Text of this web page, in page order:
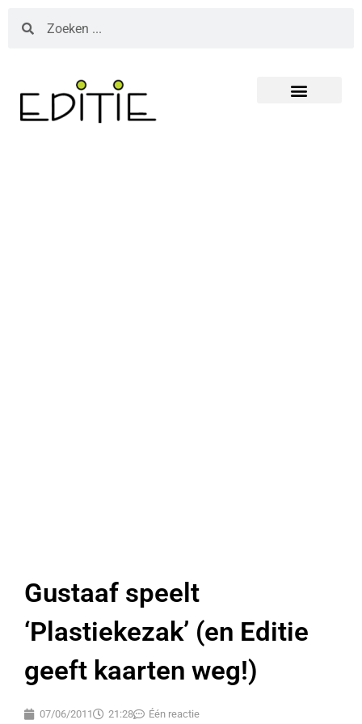
Gustaaf speelt
‘Plastiekezak’ (en Editie
geeft kaarten weg!)
07/06/2011 21:28 Één reactie